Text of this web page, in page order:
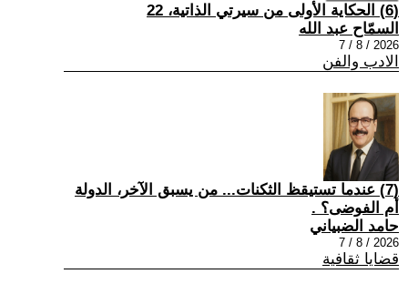
(6) الحكاية الأولى من سيرتي الذاتية، 22
السمّاح عبد الله
2026 / 8 / 7
الادب والفن
(7) عندما تستيقظ الثكنات... من يسبق الآخر، الدولة
أم الفوضى؟ .
حامد الضبياني
2026 / 8 / 7
قضايا ثقافية